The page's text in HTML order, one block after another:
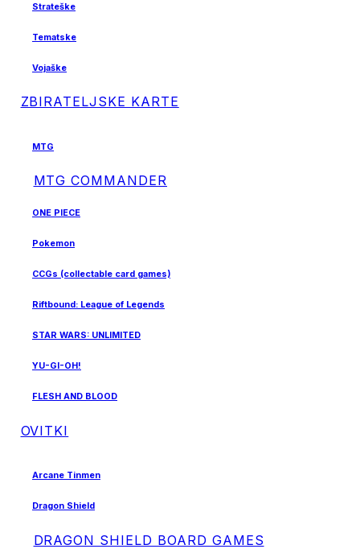
Strateške
Tematske
Vojaške
ZBIRATELJSKE KARTE
MTG
MTG COMMANDER
ONE PIECE
Pokemon
CCGs (collectable card games)
Riftbound: League of Legends
STAR WARS: UNLIMITED
YU-GI-OH!
FLESH AND BLOOD
OVITKI
Arcane Tinmen
Dragon Shield
DRAGON SHIELD BOARD GAMES